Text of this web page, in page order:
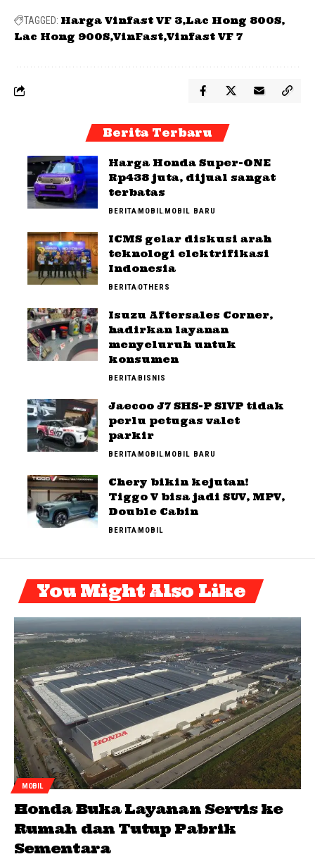
TAGGED: Harga Vinfast VF 3 Lac Hong 800S
Lac Hong 900S VinFast Vinfast VF 7
Berita Terbaru
Harga Honda Super-ONE
Rp438 juta, dijual sangat
terbatas
BERITAMOBILMOBIL BARU
ICMS gelar diskusi arah
teknologi elektrifikasi
Indonesia
BERITAOTHERS
Isuzu Aftersales Corner,
hadirkan layanan
menyeluruh untuk
konsumen
BERITABISNIS
Jaecoo J7 SHS-P SIVP tidak
perlu petugas valet
parkir
BERITAMOBILMOBIL BARU
Chery bikin kejutan!
Tiggo V bisa jadi SUV, MPV,
Double Cabin
BERITAMOBIL
You Might Also Like
MOBIL
Honda Buka Layanan Servis ke
Rumah dan Tutup Pabrik
Sementara